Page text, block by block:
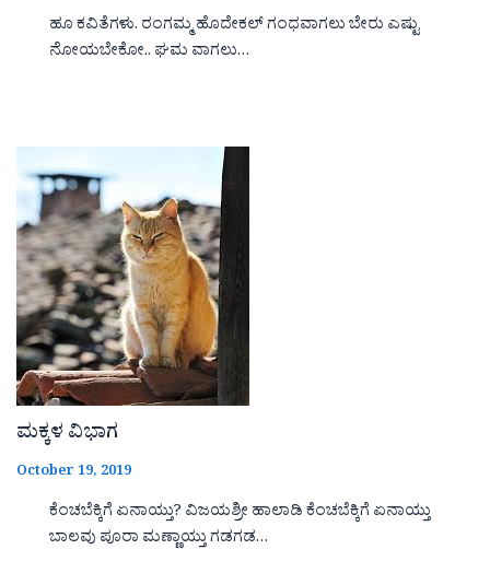
ಹೂ ಕವಿತೆಗಳು. ರಂಗಮ್ಮ ಹೊದೇಕಲ್ ಗಂಧವಾಗಲು ಬೇರು ಎಷ್ಟು
ನೋಯಬೇಕೋ.. ಘಮ ವಾಗಲು…
ಮಕ್ಕಳ ವಿಭಾಗ
October 19, 2019
ಕೆಂಚಬೆಕ್ಕಿಗೆ ಏನಾಯ್ತು? ವಿಜಯಶ್ರೀ ಹಾಲಾಡಿ ಕೆಂಚಬೆಕ್ಕಿಗೆ ಏನಾಯ್ತು
ಬಾಲವು ಪೂರಾ ಮಣ್ಣಾಯ್ತು ಗಡಗಡ…